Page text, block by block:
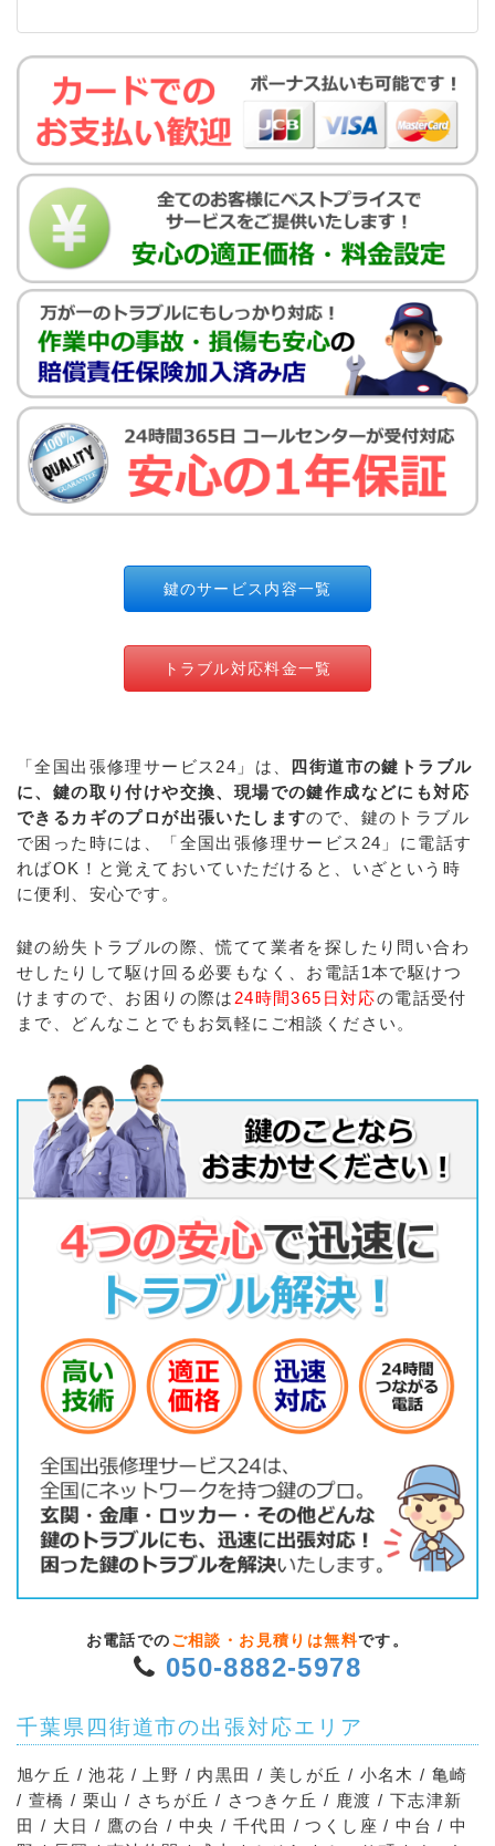
鍵のサービス内容一覧
トラブル対応料金一覧
「全国出張修理サービス24」は、 四街道市の鍵トラブル
に、鍵の取り付けや交換、現場での鍵作成などにも対応
できるカギのプロが出張いたしますので、鍵のトラブル
で困った時には、「全国出張修理サービス24」に電話す
ればOK！と覚えておいていただけると、いざという時
に便利、安心です。
鍵の紛失トラブルの際、慌てて業者を探したり問い合わ
せしたりして駆け回る必要もなく、お電話1本で駆けつ
けますので、お困りの際は 24時間365日対応の電話受付
まで、どんなことでもお気軽にご相談ください。
お電話での ご相談・お見積りは無料です。
050-8882-5978
千葉県四街道市の出張対応エリア
旭ケ丘 / 池花 / 上野 / 内黒田 / 美しが丘 / 小名木 / 亀崎
/ 萱橋 / 栗山 / さちが丘 / さつきケ丘 / 鹿渡 / 下志津新
田 / 大日 / 鷹の台 / 中央 / 千代田 / つくし座 / 中台 / 中